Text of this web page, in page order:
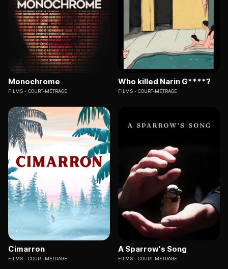
Monochrome
FILMS COURT-MÉTRAGE
Who killed Narin G****?
FILMS COURT-MÉTRAGE
Cimarron
FILMS COURT-MÉTRAGE
A Sparrow's Song
FILMS COURT-MÉTRAGE